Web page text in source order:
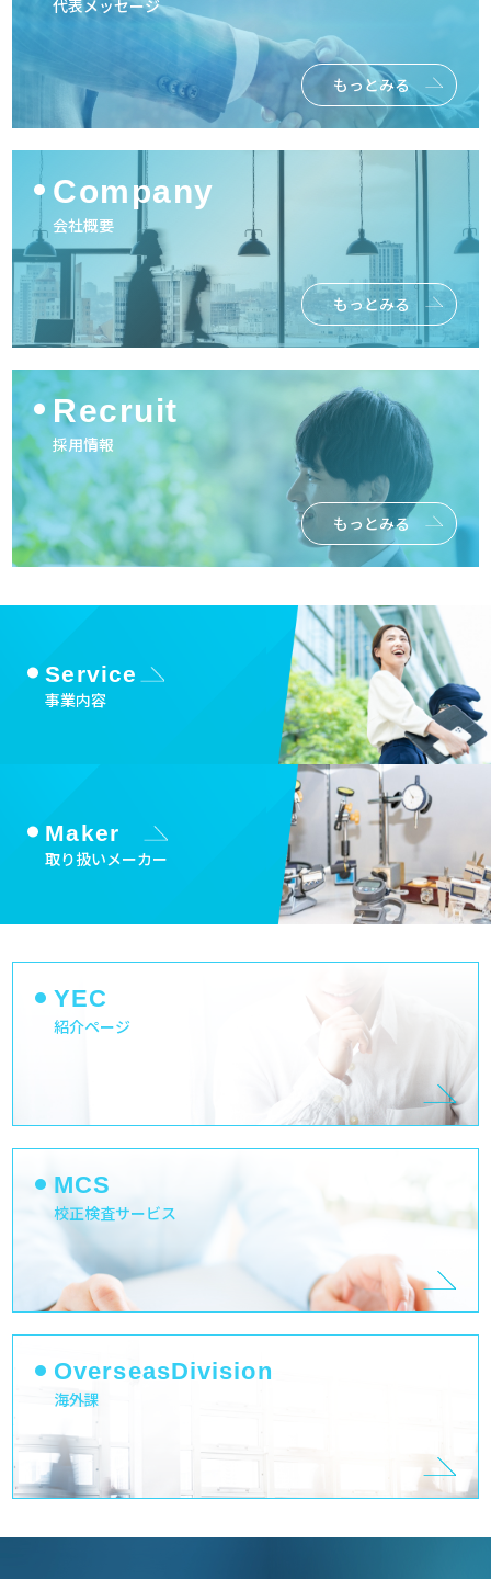
代表メッセージ
もっとみる
Company
会社概要
もっとみる
Recruit
採用情報
もっとみる
Service
事業内容
Maker
取り扱いメーカー
YEC
紹介ページ
MCS
校正検査サービス
OverseasDivision
海外課